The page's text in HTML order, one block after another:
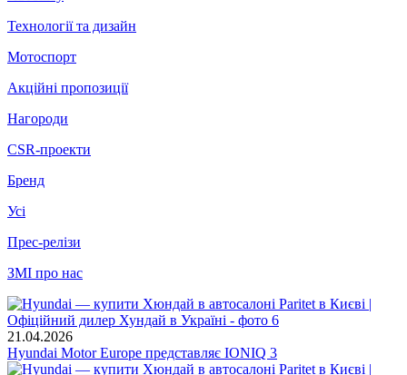
Технології та дизайн
Мотоспорт
Акційні пропозиції
Нагороди
CSR-проекти
Бренд
Усі
Прес-релізи
ЗМІ про нас
21.04.2026
Hyundai Motor Europe представляє IONIQ 3